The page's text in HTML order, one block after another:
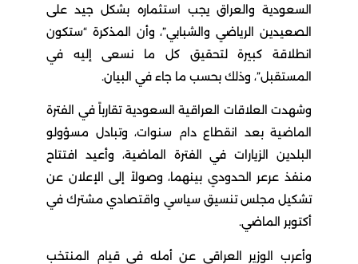
السعودية والعراق يجب استثماره بشكل جيد على
الصعيدين الرياضي والشبابي”، وأن المذكرة “ستكون
انطلاقة كبيرة لتحقيق كل ما نسعى إليه في
المستقبل”، وذلك بحسب ما جاء في البيان.
وشهدت العلاقات العراقية السعودية تقارباً في الفترة
الماضية بعد انقطاع دام سنوات، وتبادل مسؤولو
البلدين الزيارات في الفترة الماضية، وأعيد افتتاح
منفذ عرعر الحدودي بينهما، وصولاً إلى الإعلان عن
تشكيل مجلس تنسيق سياسي واقتصادي مشترك في
أكتوبر الماضي.
وأعرب الوزير العراقي عن أمله في قيام المنتخب